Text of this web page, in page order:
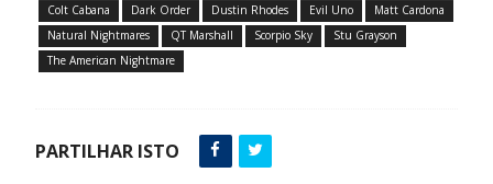
Colt Cabana
Dark Order Dustin Rhodes Evil Uno
Matt Cardona
Natural Nightmares
QT Marshall Scorpio Sky
Stu Grayson
The American Nightmare
PARTILHAR ISTO